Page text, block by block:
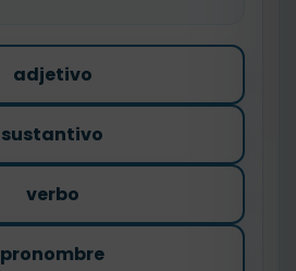
adjetivo
sustantivo
verbo
pronombre